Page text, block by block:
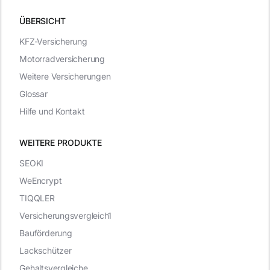
ÜBERSICHT
WEITERE PRODUKTE
KFZ-Versicherung
Motorradversicherung
Weitere Versicherungen
Glossar
Hilfe und Kontakt
SEOKI
WeEncrypt
TIQQLER
Versicherungsvergleich1
Bauförderung
Lackschützer